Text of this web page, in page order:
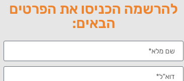
ל- eBrand דרוש/ה מנהל תוכן
להרשמה הכניסו את הפרטים
הבאים: